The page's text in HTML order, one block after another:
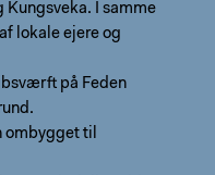
I samme
lokale ejere og
på Feden
ombygget til